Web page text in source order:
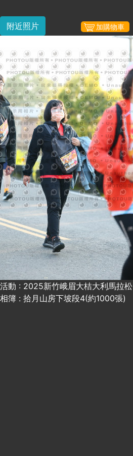
附近照片 加購物車
活動 : 2025新竹峨眉大桔大利馬拉松
相簿 : 拾月山房下坡段4(約1000張)